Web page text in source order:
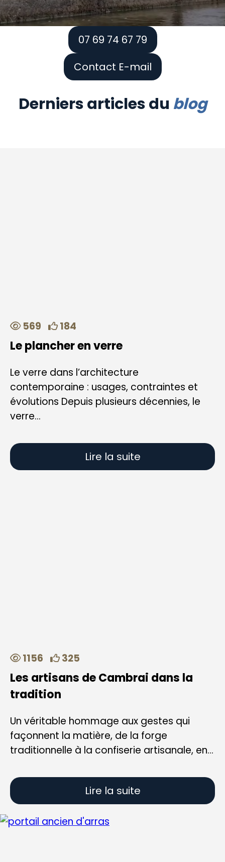
07 69 74 67 79
Contact E-mail
Derniers articles du blog
569 184
Le plancher en verre
Le verre dans l’architecture
contemporaine : usages, contraintes et
évolutions Depuis plusieurs décennies, le
verre...
Lire la suite
1156 325
Les artisans de Cambrai dans la
tradition
Un véritable hommage aux gestes qui
façonnent la matière, de la forge
traditionnelle à la confiserie artisanale, en...
Lire la suite